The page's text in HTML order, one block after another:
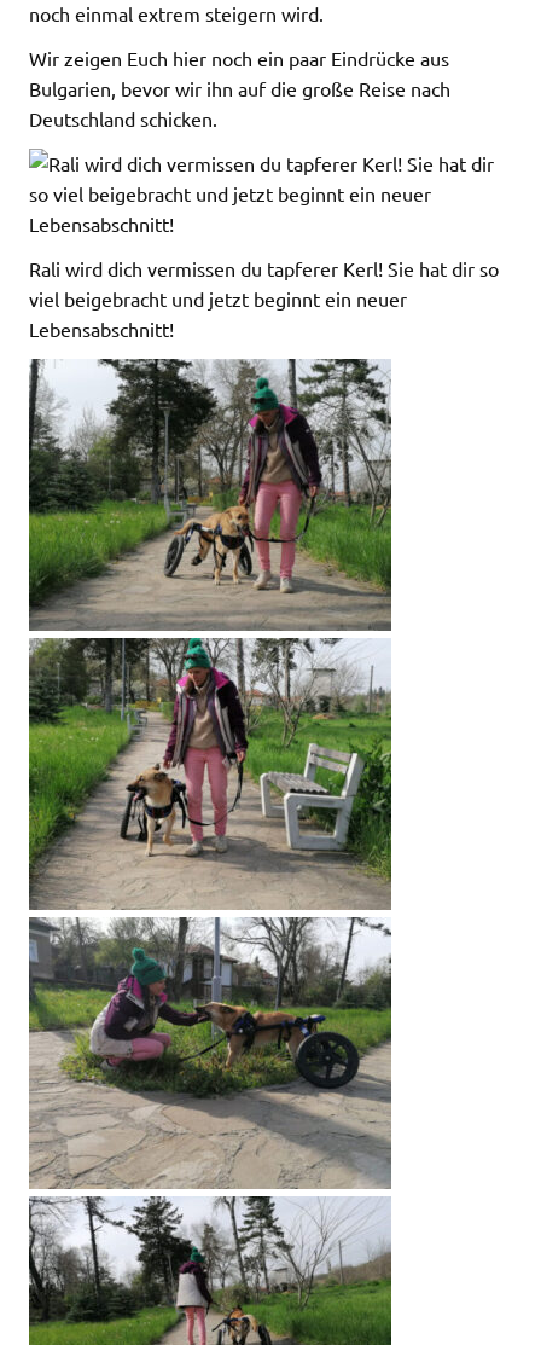
noch einmal extrem steigern wird.
Wir zeigen Euch hier noch ein paar Eindrücke aus
Bulgarien, bevor wir ihn auf die große Reise nach
Deutschland schicken.
Rali wird dich vermissen du tapferer Kerl! Sie hat dir so
viel beigebracht und jetzt beginnt ein neuer
Lebensabschnitt!